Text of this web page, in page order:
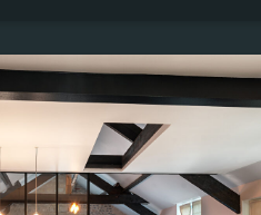
bien
sur le site Géorisques :
1